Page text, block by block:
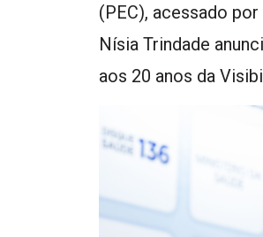
(PEC), acessado
Nísia Trindade
aos 20 anos da